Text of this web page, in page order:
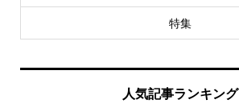
特集
人気記事ランキング